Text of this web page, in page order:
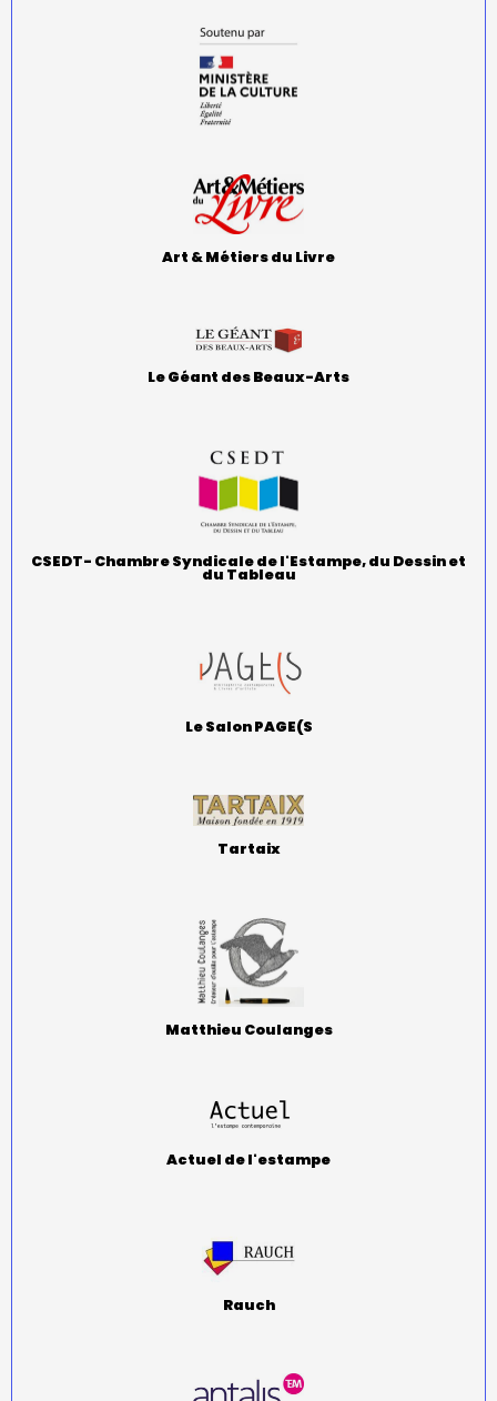
Art & Métiers du Livre
Le Géant des Beaux-Arts
CSEDT- Chambre Syndicale de l'Estampe, du Dessin et
du Tableau
Le Salon PAGE(S
Tartaix
Matthieu Coulanges
Actuel de l'estampe
Rauch